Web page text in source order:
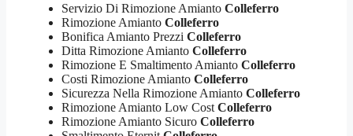
Servizio Di Rimozione Amianto Colleferro
Rimozione Amianto Colleferro
Bonifica Amianto Prezzi Colleferro
Ditta Rimozione Amianto Colleferro
Rimozione E Smaltimento Amianto Colleferro
Costi Rimozione Amianto Colleferro
Sicurezza Nella Rimozione Amianto Colleferro
Rimozione Amianto Low Cost Colleferro
Rimozione Amianto Sicuro Colleferro